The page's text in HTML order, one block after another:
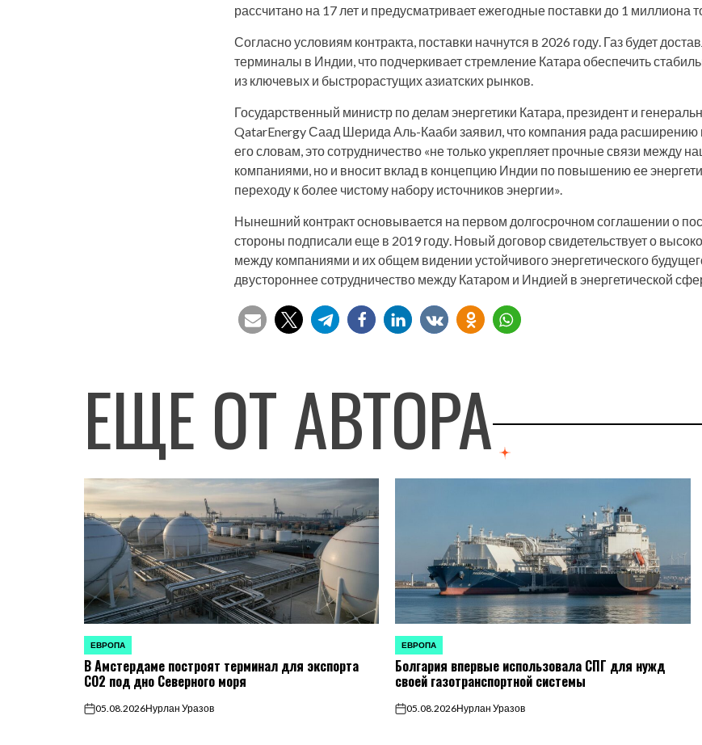
рассчитано на 17 лет и предусматривает ежегодные поставки до 1 миллиона
Согласно условиям контракта, поставки начнутся в 2026 году. Газ будет
терминалы в Индии, что подчеркивает стремление Катара обеспечить
из ключевых и быстрорастущих азиатских рынков.
Государственный министр по делам энергетики Катара, президент и
QatarEnergy Саад Шерида Аль-Кааби заявил, что компания рада расширению
его словам, это сотрудничество «не только укрепляет прочные связи между
компаниями, но и вносит вклад в концепцию Индии по повышению ее
переходу к более чистому набору источников энергии».
Нынешний контракт основывается на первом долгосрочном соглашении о
стороны подписали еще в 2019 году. Новый договор свидетельствует о
между компаниями и их общем видении устойчивого энергетического
двустороннее сотрудничество между Катаром и Индией в энергетической
ЕЩЕ ОТ АВТОРА
ОПУБЛИКОВАНО
В
ЕВРОПА
В Амстердаме построят терминал для экспорта
CO2 под дно Северного моря
on05.08.2026Нурлан Уразов
ОПУБЛИКОВАНО
В
ЕВРОПА
Болгария впервые использовала СПГ для нужд
своей газотранспортной системы
on05.08.2026Нурлан Уразов